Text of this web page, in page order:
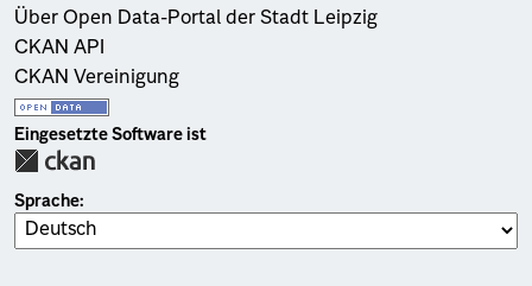
Über Open Data-Portal der Stadt Leipzig
CKAN API
CKAN Vereinigung
Eingesetzte Software ist
Sprache